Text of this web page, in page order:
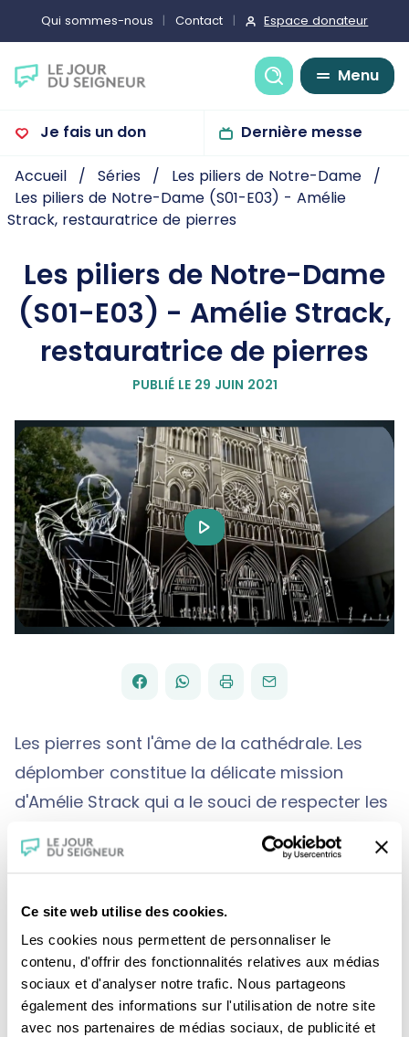
Ce site web utilise des cookies.
Les cookies nous permettent de personnaliser le
contenu, d'offrir des fonctionnalités relatives aux médias
sociaux et d'analyser notre trafic. Nous partageons
également des informations sur l'utilisation de notre site
avec nos partenaires de médias sociaux, de publicité et
Qui sommes-nous Contact Espace donateur
Recherche
Menu
Je fais un don Dernière messe
Accueil Séries
Les piliers de Notre-Dame
Les piliers de Notre-Dame (S01-E03) - Amélie
Strack, restauratrice de pierres
Les piliers de Notre-Dame
(S01-E03) - Amélie Strack,
restauratrice de pierres
PUBLIÉ LE 29 JUIN 2021
Play
Video
PARTAGER
FACEBOOK
PARTAGER
WHATSAPP
IMPRIMERENVOYER
PAR
EMAIL
Les pierres sont l'âme de la cathédrale. Les
déplomber constitue la délicate mission
d'Amélie Strack qui a le souci de respecter les
Je fais un don